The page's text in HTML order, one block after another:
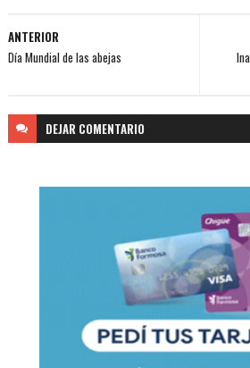
ANTERIOR
Día Mundial de las abejas
DEJAR COMENTARIO